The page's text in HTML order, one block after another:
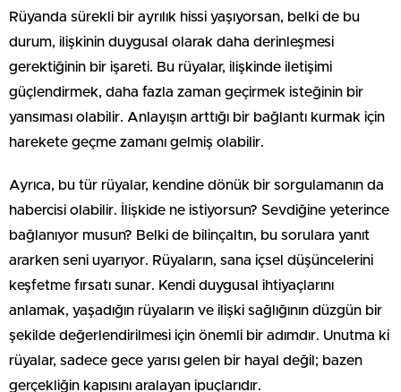
Rüyanda sürekli bir ayrılık hissi yaşıyorsan, belki de bu
durum, ilişkinin duygusal olarak daha derinleşmesi
gerektiğinin bir işareti. Bu rüyalar, ilişkinde iletişimi
güçlendirmek, daha fazla zaman geçirmek isteğinin bir
yansıması olabilir. Anlayışın arttığı bir bağlantı kurmak için
harekete geçme zamanı gelmiş olabilir.
Ayrıca, bu tür rüyalar, kendine dönük bir sorgulamanın da
habercisi olabilir. İlişkide ne istiyorsun? Sevdiğine yeterince
bağlanıyor musun? Belki de bilinçaltın, bu sorulara yanıt
ararken seni uyarıyor. Rüyaların, sana içsel düşüncelerini
keşfetme fırsatı sunar. Kendi duygusal ihtiyaçlarını
anlamak, yaşadığın rüyaların ve ilişki sağlığının düzgün bir
şekilde değerlendirilmesi için önemli bir adımdır. Unutma ki
rüyalar, sadece gece yarısı gelen bir hayal değil; bazen
gerçekliğin kapısını aralayan ipuçlarıdır.